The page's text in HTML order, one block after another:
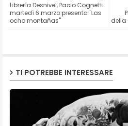
ter
della
Librería Desnivel, Paolo Cognetti
martedì 6 marzo presenta "Las
ocho montañas"
TI POTREBBE INTERESSARE